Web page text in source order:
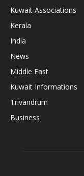
Kuwait Associations
Kerala
India
News
Middle East
Kuwait Informations
Trivandrum
Business